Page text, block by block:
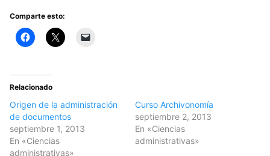
Comparte esto:
Relacionado
Origen de la administración
de documentos
septiembre 1, 2013
En «Ciencias
administrativas»
Curso Archivonomía
septiembre 2, 2013
En «Ciencias
administrativas»